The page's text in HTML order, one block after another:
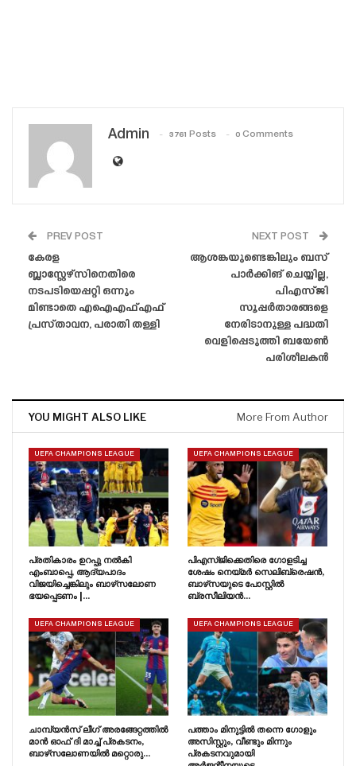
Admin 3761 Posts 0 Comments
PREV POST
കേരള
ബ്ലാസ്റ്റേഴ്‌സിനെതിരെ
നടപടിയെപ്പറ്റി ഒന്നും
മിണ്ടാതെ എഐഎഫ്എഫ്
പ്രസ്‌താവന, പരാതി തള്ളി
NEXT POST
ആശങ്കയുണ്ടെങ്കിലും ബസ്
പാർക്കിങ് ചെയ്യില്ല,
പിഎസ്‌ജി
സൂപ്പർതാരങ്ങളെ
നേരിടാനുള്ള പദ്ധതി
വെളിപ്പെടുത്തി ബയേൺ
പരിശീലകൻ
YOU MIGHT ALSO LIKE More From Author
UEFA CHAMPIONS LEAGUE
പ്രതികാരം ഉറപ്പു നൽകി
എംബാപ്പെ, ആദ്യപാദം
വിജയിച്ചെങ്കിലും ബാഴ്‌സലോണ
ഭയപ്പെടണം |…
UEFA CHAMPIONS LEAGUE
പിഎസ്‌ജിക്കെതിരെ ഗോളടിച്ച
ശേഷം നെയ്‌മർ സെലിബ്രെഷൻ,
ബാഴ്‌സയുടെ പോസ്റ്റിൽ
ബ്രസീലിയൻ…
UEFA CHAMPIONS LEAGUE
ചാമ്പ്യൻസ് ലീഗ് അരങ്ങേറ്റത്തിൽ
മാൻ ഓഫ് ദി മാച്ച് പ്രകടനം,
ബാഴ്‌സലോണയിൽ മറ്റൊരു…
UEFA CHAMPIONS LEAGUE
പത്താം മിനുട്ടിൽ തന്നെ ഗോളും
അസിസ്റ്റും, വീണ്ടും മിന്നും
പ്രകടനവുമായി